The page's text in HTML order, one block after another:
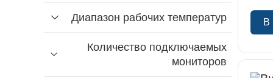
Найти
Диапазон рабочих температур
Количество подключаемых
мониторов
В